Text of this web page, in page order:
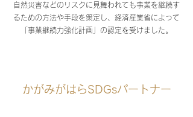
自然災害などのリスクに見舞われても事業を継続す
るための方法や手段を策定し、経済産業省によって
「事業継続力強化計画」の認定を受けました。
かがみがはらSDGsパートナー